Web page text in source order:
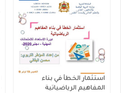
استثمار الخطأ في بناء
المفاهيم الرياضياتية